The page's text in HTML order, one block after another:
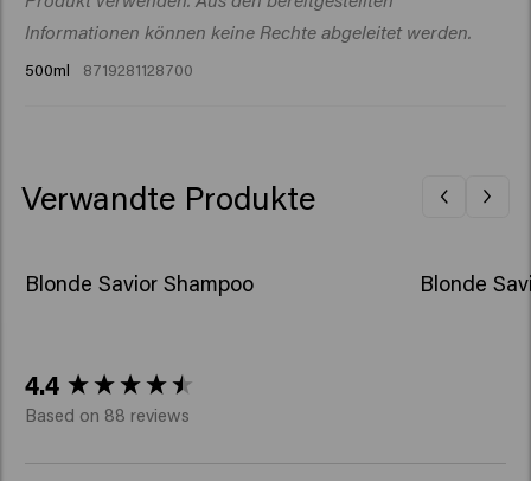
Guar Hydroxypropyltrimonium Chloride, Lactic Acid,
Polyacrylamidopropyltrimonium Chloride, PPG-1
Informationen können keine Rechte abgeleitet werden.
500ml 8719281128700
Verwandte Produkte
Blonde Savior Shampoo Blonde
4.4
Based on 88 reviews
New content loaded